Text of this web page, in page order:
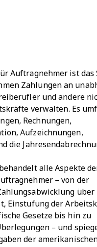
Auftragnehmer ist das
Zahlungen an
und andere
verwalten. Es
Rechnungen,
Aufzeichnungen,
die
alle Aspekte
– von der
über
Einstufung der
Gesetze bis hin zu
– und
der